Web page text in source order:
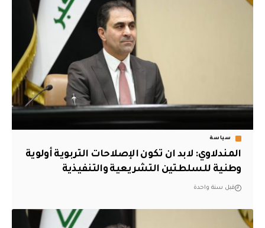
سياسة
المندلاوي: لابد ان تكون الإصلاحات التربوية أولوية
وطنية للسلطتين التشريعية والتنفيذية
قبل سنة واحدة